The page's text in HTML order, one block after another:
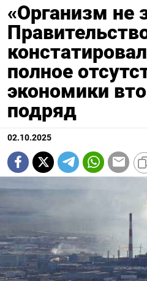
«Организм не
полное
экономики
подряд
02.10.2025